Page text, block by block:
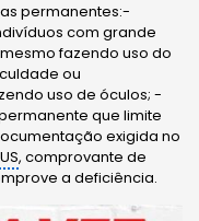
permanentes:-
com grande
fazendo uso do
ou
uso de óculos; -
que limite
exigida no
, comprovante de
a deficiência.